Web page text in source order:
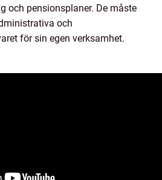
och pensionsplaner. De måste
och
för sin egen verksamhet.